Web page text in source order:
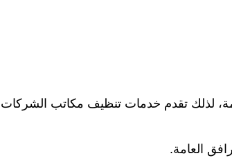
لذلك تقدم خدمات تنظيف مكاتب الشركات
العامة.